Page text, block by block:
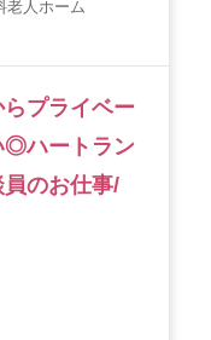
老人ホーム
らプライベー
◎ハートラン
員のお仕事/